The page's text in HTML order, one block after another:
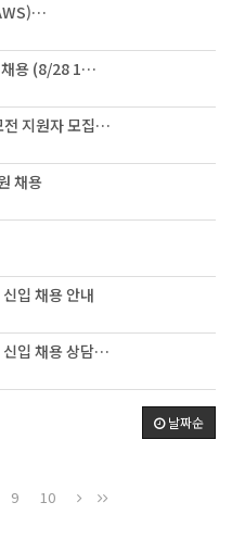
채용 (8/28 1…
전 지원자 모집…
채용
입 채용 안내
입 채용 상담…
날짜순
9 10